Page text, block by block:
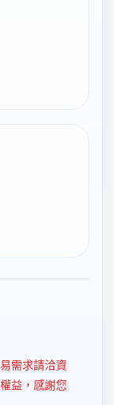
需求請洽資
益，感謝您